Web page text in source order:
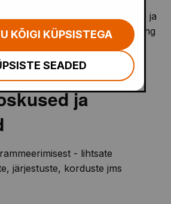
algajatele, sest on mänguline ja
värviline 3D maailm ning
mängu ühtviisi põnevaks nii
ja
- lihtsate
järjestuste, korduste jms
KÕIGI KÜPSISTEGA
SEADED